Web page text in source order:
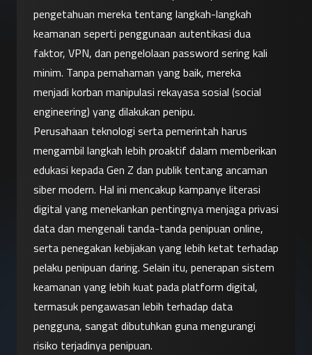
pengetahuan mereka tentang langkah-langkah
keamanan seperti penggunaan autentikasi dua
faktor, VPN, dan pengelolaan password sering kali
minim. Tanpa pemahaman yang baik, mereka
menjadi korban manipulasi rekayasa sosial (social
engineering) yang dilakukan penipu.
Perusahaan teknologi serta pemerintah harus
mengambil langkah lebih proaktif dalam memberikan
edukasi kepada Gen Z dan publik tentang ancaman
siber modern. Hal ini mencakup kampanye literasi
digital yang menekankan pentingnya menjaga privasi
data dan mengenali tanda-tanda penipuan online,
serta penegakan kebijakan yang lebih ketat terhadap
pelaku penipuan daring. Selain itu, penerapan sistem
keamanan yang lebih kuat pada platform digital,
termasuk pengawasan lebih terhadap data
pengguna, sangat dibutuhkan guna mengurangi
risiko terjadinya penipuan.